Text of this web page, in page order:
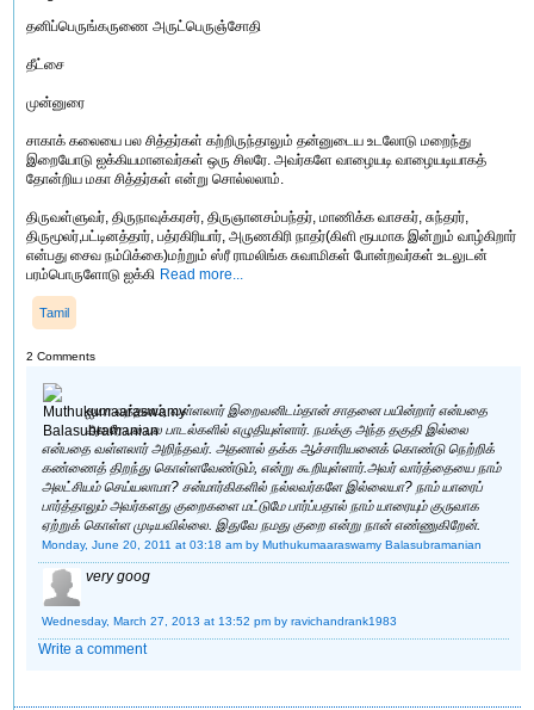
தனிப்பெருங்கருணை அருட்பெருஞ்சோதி
தீட்சை
முன்னுரை
சாகாக் கலையை பல சித்தர்கள் கற்றிருந்தாலும் தன்னுடைய உடலோடு மறைந்து
இறையோடு ஐக்கியமானவர்கள் ஒரு சிலரே. அவர்களே வாழையடி வாழையடியாகத்
தோன்றிய மகா சித்தர்கள் என்று சொல்லலாம்.
திருவள்ளுவர், திருநாவுக்கரசர், திருஞானசம்பந்தர், மாணிக்க வாசகர், சுந்தரர்,
திருமூலர்,பட்டினத்தார், பத்ரகிரியார், அருணகிரி நாதர்(கிளி ரூபமாக இன்றும் வாழ்கிறார்
என்பது சைவ நம்பிக்கை)மற்றும் ஸ்ரீ ராமலிங்க சுவாமிகள் போன்றவர்கள் உடலுடன்
பரம்பொருளோடு ஐக்கி Read more...
Tamil
2 Comments
ஐயா வந்தனம், வள்ளலார் இறைவனிடம்தான் சாதனை பயின்றார் என்பதை
அவரே பல பல பாடல்களில் எழுதியுள்ளார். நமக்கு அந்த தகுதி இல்லை
என்பதை வள்ளலார் அறிந்தவர். அதனால் தக்க ஆச்சாரியனைக் கொண்டு நெற்றிக்
கண்ணைத் திறந்து கொள்ளவேண்டும், என்று கூறியுள்ளார்.அவர் வார்த்தையை நாம்
அலட்சியம் செய்யலாமா? சன்மார்கிகளில் நல்லவர்களே இல்லையா? நாம் யாரைப்
பார்த்தாலும் அவர்களது குறைகளை மட்டுமே பார்ப்பதால் நாம் யாரையும் குருவாக
ஏற்றுக் கொள்ள முடியவில்லை. இதுவே நமது குறை என்று நான் எண்ணுகிறேன்.
Monday, June 20, 2011 at 03:18 am by Muthukumaaraswamy Balasubramanian
very goog
Wednesday, March 27, 2013 at 13:52 pm by ravichandrank1983
Write a comment